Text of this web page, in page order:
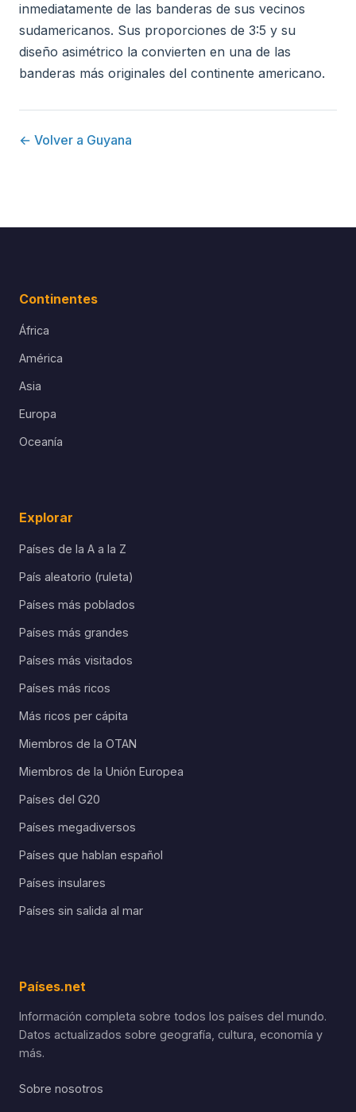
inmediatamente de las banderas de sus vecinos
sudamericanos. Sus proporciones de 3:5 y su
diseño asimétrico la convierten en una de las
banderas más originales del continente americano.
← Volver a Guyana
Continentes
África
América
Asia
Europa
Oceanía
Explorar
Países de la A a la Z
País aleatorio (ruleta)
Países más poblados
Países más grandes
Países más visitados
Países más ricos
Más ricos per cápita
Miembros de la OTAN
Miembros de la Unión Europea
Países del G20
Países megadiversos
Países que hablan español
Países insulares
Países sin salida al mar
Países.net
Información completa sobre todos los países del mundo.
Datos actualizados sobre geografía, cultura, economía y
más.
Sobre nosotros